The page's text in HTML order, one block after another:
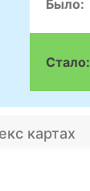
Было:
Стало:
картах